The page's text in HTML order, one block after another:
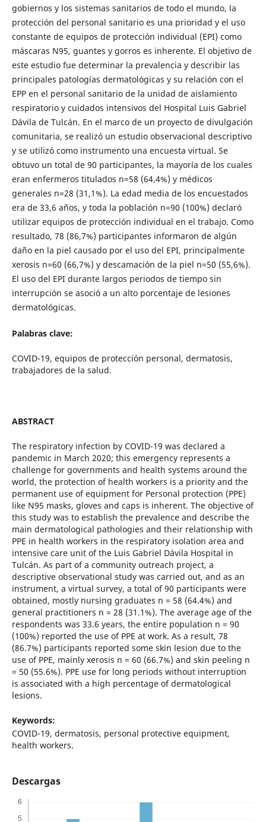
gobiernos y los sistemas sanitarios de todo el mundo, la
protección del personal sanitario es una prioridad y el uso
constante de equipos de protección individual (EPI) como
máscaras N95, guantes y gorros es inherente. El objetivo de
este estudio fue determinar la prevalencia y describir las
principales patologías dermatológicas y su relación con el
EPP en el personal sanitario de la unidad de aislamiento
respiratorio y cuidados intensivos del Hospital Luis Gabriel
Dávila de Tulcán. En el marco de un proyecto de divulgación
comunitaria, se realizó un estudio observacional descriptivo
y se utilizó como instrumento una encuesta virtual. Se
obtuvo un total de 90 participantes, la mayoría de los cuales
eran enfermeros titulados n=58 (64,4%) y médicos
generales n=28 (31,1%). La edad media de los encuestados
era de 33,6 años, y toda la población n=90 (100%) declaró
utilizar equipos de protección individual en el trabajo. Como
resultado, 78 (86,7%) participantes informaron de algún
daño en la piel causado por el uso del EPI, principalmente
xerosis n=60 (66,7%) y descamación de la piel n=50 (55,6%).
El uso del EPI durante largos periodos de tiempo sin
interrupción se asoció a un alto porcentaje de lesiones
dermatológicas.
Palabras clave:
COVID-19, equipos de protección personal, dermatosis,
trabajadores de la salud.
ABSTRACT
The respiratory infection by COVID-19 was declared a
pandemic in March 2020; this emergency represents a
challenge for governments and health systems around the
world, the protection of health workers is a priority and the
permanent use of equipment for Personal protection (PPE)
like N95 masks, gloves and caps is inherent. The objective of
this study was to establish the prevalence and describe the
main dermatological pathologies and their relationship with
PPE in health workers in the respiratory isolation area and
intensive care unit of the Luis Gabriel Dávila Hospital in
Tulcán. As part of a community outreach project, a
descriptive observational study was carried out, and as an
instrument, a virtual survey, a total of 90 participants were
obtained, mostly nursing graduates n = 58 (64.4%) and
general practitioners n = 28 (31.1%). The average age of the
respondents was 33.6 years, the entire population n = 90
(100%) reported the use of PPE at work. As a result, 78
(86.7%) participants reported some skin lesion due to the
use of PPE, mainly xerosis n = 60 (66.7%) and skin peeling n
= 50 (55.6%). PPE use for long periods without interruption
is associated with a high percentage of dermatological
lesions.
Keywords:
COVID-19, dermatosis, personal protective equipment,
health workers.
Descargas